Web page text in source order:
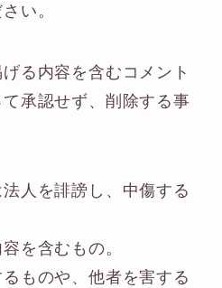
い。
る内容を含むコメント
承認せず、削除する事
人を誹謗し、中傷する
を含むもの。
ものや、他者を害する